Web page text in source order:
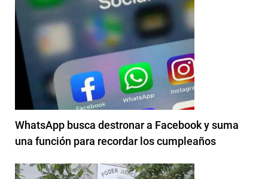
WhatsApp busca destronar a Facebook y suma
una función para recordar los cumpleaños